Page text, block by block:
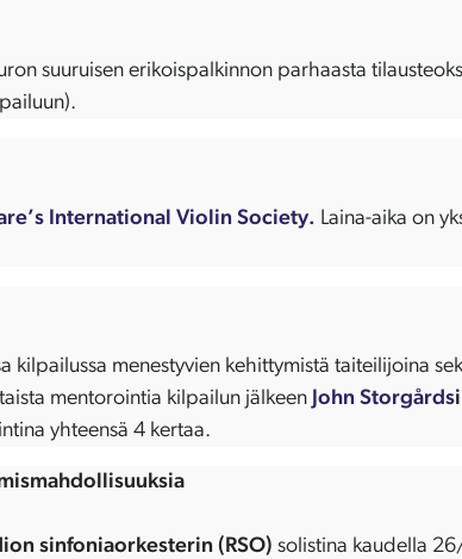
suuruisen erikoispalkinnon parhaasta
International Violin Society. Laina-aika on
kilpailussa menestyvien kehittymistä taiteilijoina
mentorointia kilpailun jälkeen John Storgårds
yhteensä 4 kertaa.
sinfoniaorkesterin (RSO) solistina kaudella